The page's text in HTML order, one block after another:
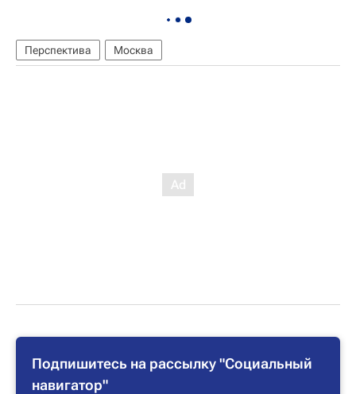
Перспектива Москва
Подпишитесь на рассылку "Социальный
навигатор"